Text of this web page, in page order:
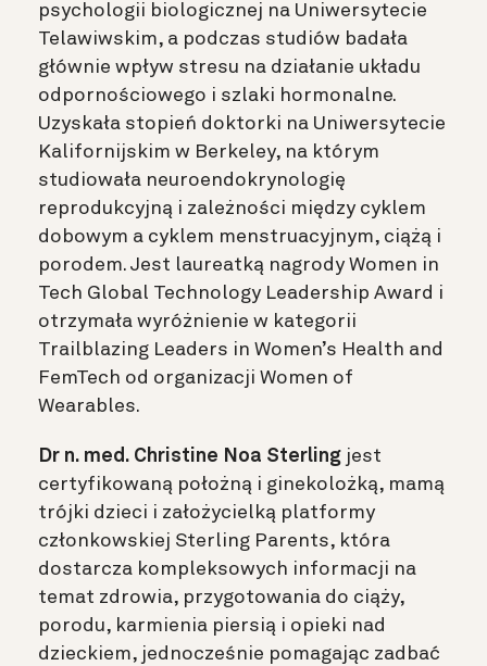
psychologii biologicznej na Uniwersytecie
Telawiwskim, a podczas studiów badała
głównie wpływ stresu na działanie układu
odpornościowego i szlaki hormonalne.
Uzyskała stopień doktorki na Uniwersytecie
Kalifornijskim w Berkeley, na którym
studiowała neuroendokrynologię
reprodukcyjną i zależności między cyklem
dobowym a cyklem menstruacyjnym, ciążą i
porodem. Jest laureatką nagrody Women in
Tech Global Technology Leadership Award i
otrzymała wyróżnienie w kategorii
Trailblazing Leaders in Women’s Health and
FemTech od organizacji Women of
Wearables.
Dr n. med. Christine Noa Sterling jest
certyfikowaną położną i ginekolożką, mamą
trójki dzieci i założycielką platformy
członkowskiej Sterling Parents, która
dostarcza kompleksowych informacji na
temat zdrowia, przygotowania do ciąży,
porodu, karmienia piersią i opieki nad
dzieckiem, jednocześnie pomagając zadbać